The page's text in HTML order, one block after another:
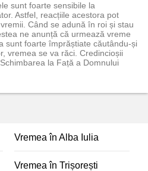
sunt foarte sensibile la
Astfel, reacțiile acestora pot
Când se adună în roi și stau
ne anunță că urmează vreme
sunt foarte împrăștiate căutându-și
vremea se va răci. Credincioșii
la Față a Domnului
Vremea în Alba Iulia
Vremea în Trișorești